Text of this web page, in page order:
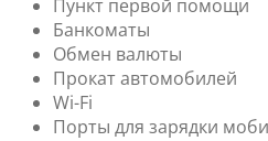
Пункт первой помощи
Банкоматы
Обмен валюты
Прокат автомобилей
Wi-Fi
Порты для зарядки